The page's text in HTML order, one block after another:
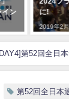
イン
に!
2019年2月
第52回全日
第52回全日本